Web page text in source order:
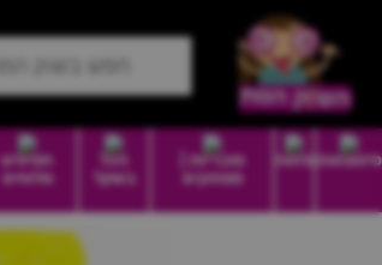
סיטונאותמזווה
סוכריות |
ממתקים
הכל
בשקל
חטיפים
מלוחים